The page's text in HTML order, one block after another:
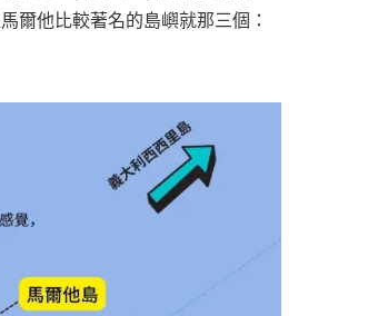
爾他比較著名的島嶼就那三個：